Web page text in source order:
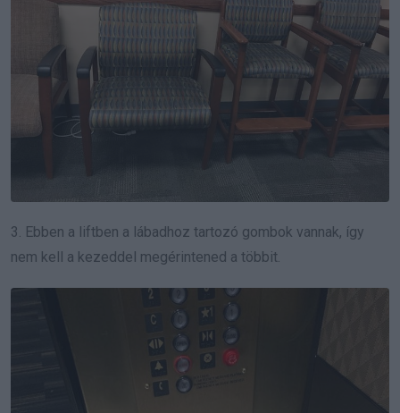
3. Ebben a liftben a lábadhoz tartozó gombok vannak, így
nem kell a kezeddel megérintened a többit.